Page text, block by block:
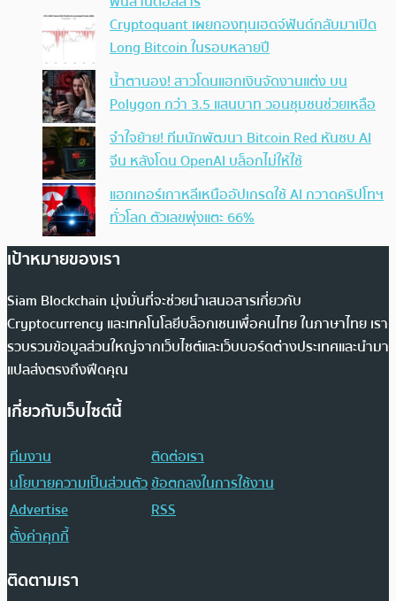
Cryptoquant เผยกองทุนเฮดจ์ฟันด์กลับมาเปิด
Long Bitcoin ในรอบหลายปี
น้ำตานอง! สาวโดนแฮกเงินจัดงานแต่ง บน
Polygon กว่า 3.5 แสนบาท วอนชุมชนช่วยเหลือ
จำใจย้าย! ทีมนักพัฒนา Bitcoin Red หันซบ AI
จีน หลังโดน OpenAI บล็อกไม่ให้ใช้
แฮกเกอร์เกาหลีเหนืออัปเกรดใช้ AI กวาดคริปโทฯ
ทั่วโลก ตัวเลขพุ่งแตะ 66%
เป้าหมายของเรา
Siam Blockchain มุ่งมั่นที่จะช่วยนำเสนอสารเกี่ยวกับ
Cryptocurrency และเทคโนโลยีบล็อกเชนเพื่อคนไทย ในภาษาไทย เรา
รวบรวมข้อมูลส่วนใหญ่จากเว็บไซต์และเว็บบอร์ดต่างประเทศและนำมา
แปลส่งตรงถึงฟีดคุณ
เกี่ยวกับเว็บไซต์นี้
ทีมงาน
ติดต่อเรา
นโยบายความเป็นส่วนตัวข้อตกลงในการใช้งาน
Advertise
RSS
ตั้งค่าคุกกี้
ติดตามเรา